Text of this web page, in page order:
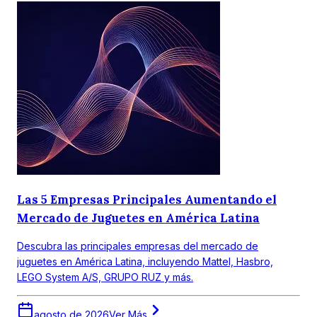
Las 5 Empresas Principales Aumentando el
Mercado de Juguetes en América Latina
Descubra las principales empresas del mercado de
juguetes en América Latina, incluyendo Mattel, Hasbro,
LEGO System A/S, GRUPO RUZ y más.